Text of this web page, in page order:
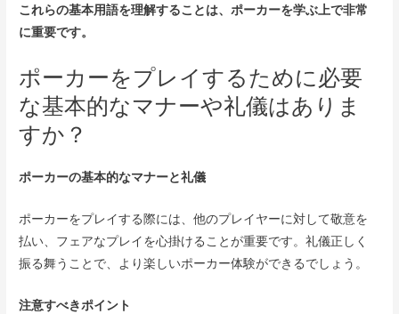
これらの基本用語を理解することは、ポーカーを学ぶ上で非常
に重要です。
ポーカーをプレイするために必要
な基本的なマナーや礼儀はありま
すか？
ポーカーの基本的なマナーと礼儀
ポーカーをプレイする際には、他のプレイヤーに対して敬意を
払い、フェアなプレイを心掛けることが重要です。礼儀正しく
振る舞うことで、より楽しいポーカー体験ができるでしょう。
注意すべきポイント